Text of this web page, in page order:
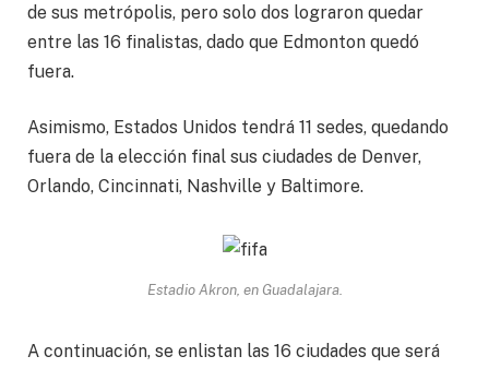
de sus metrópolis, pero solo dos lograron quedar
entre las 16 finalistas, dado que Edmonton quedó
fuera.
Asimismo, Estados Unidos tendrá 11 sedes, quedando
fuera de la elección final sus ciudades de Denver,
Orlando, Cincinnati, Nashville y Baltimore.
Estadio Akron, en Guadalajara.
A continuación, se enlistan las 16 ciudades que será